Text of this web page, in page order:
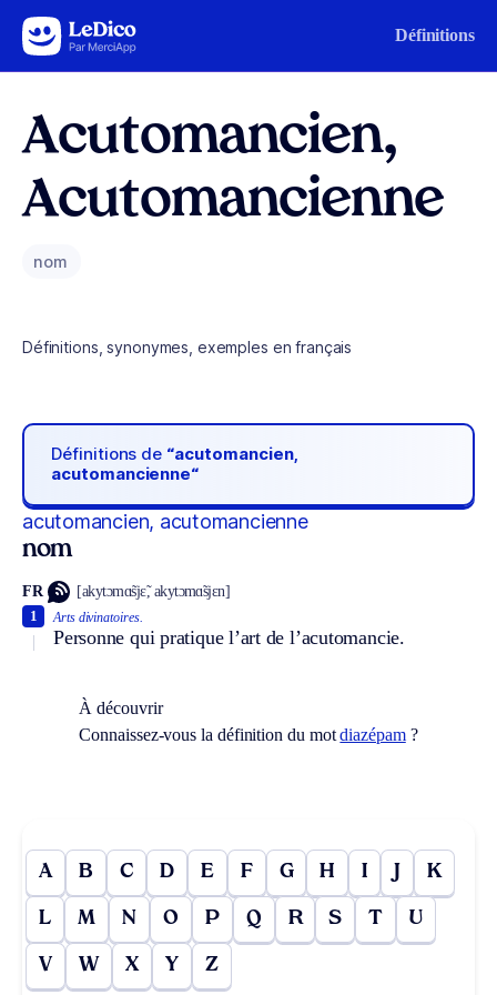
Aller au contenu Définitions
Acutomancien,
Acutomancienne
nom
Définitions, synonymes, exemples en français
Définitions de “acutomancien,
acutomancienne“
acutomancien, acutomancienne
nom
FR [akytɔmɑ̃sjɛ̃, akytɔmɑ̃sjɛn]
Arts divinatoires.
Personne qui pratique l’art de l’acutomancie.
1
À découvrir
Connaissez-vous la définition du motdiazépam?
A B C D E F G H I J K
L M N O P Q R S T U
V W X Y Z